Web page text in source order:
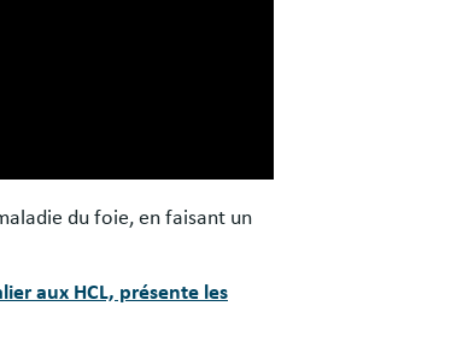
du foie, en faisant un
aux HCL, présente les